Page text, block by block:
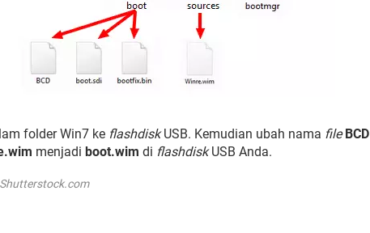
folder Win7 ke flashdiskUSB. Kemudian ubah nama file BCD
menjadi boot.wim di flashdiskUSB Anda.